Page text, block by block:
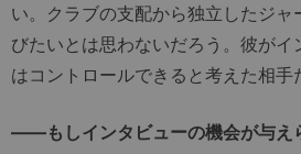
い。クラブの支配から独立したジャ
びたいとは思わないだろう。彼が
はコントロールできると考えた相手
――もしインタビューの機会が与え